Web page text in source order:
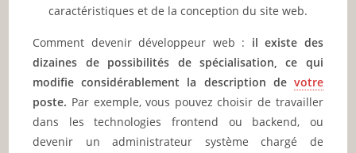
caractéristiques et de la conception du site web.
Comment devenir développeur web : il existe des
dizaines de possibilités de spécialisation, ce qui
modifie considérablement la description de votre
poste. Par exemple, vous pouvez choisir de travailler
dans les technologies frontend ou backend, ou
devenir un administrateur système chargé de